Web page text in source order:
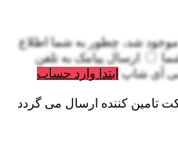
موجود شد، چطور به شما اطلاع
ارسال پیامک به تلفن
آی شاپ ابتدا وارد حساب
تامین کننده ارسال می گردد